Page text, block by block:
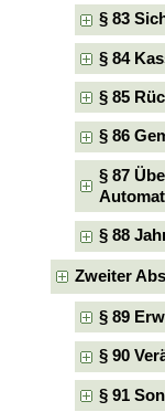
§ 83
§ 84
§ 85
§ 86
§ 87
§ 88
Zweiter
§ 89
§ 90
§ 91